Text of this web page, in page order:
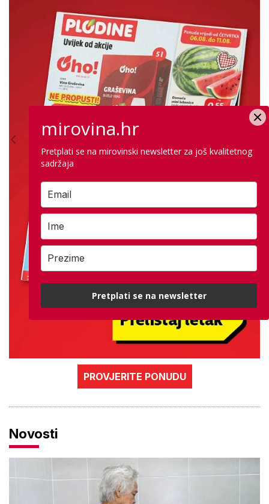
PROVJERITE PONUDU
Novosti
mirovina.hr
Pretplati se na mirovinski newsletter za još kvalitetnog
sadržaja
Pretplati se na newsletter